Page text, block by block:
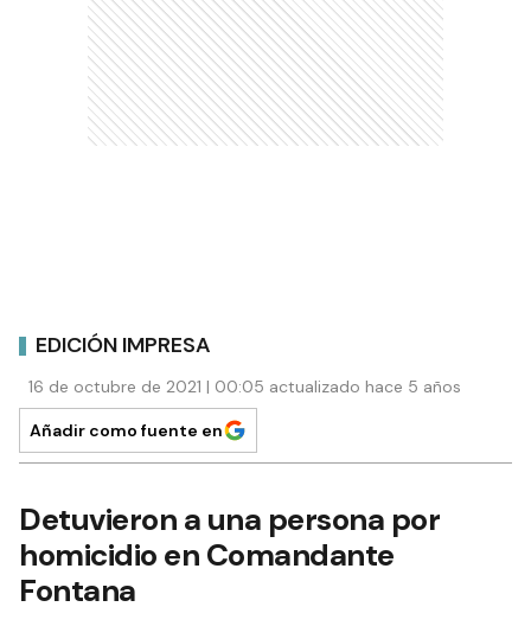
EDICIÓN IMPRESA
16 de octubre de 2021 | 00:05 actualizado hace 5 años
Añadir como fuente en
Detuvieron a una persona por
homicidio en Comandante
Fontana